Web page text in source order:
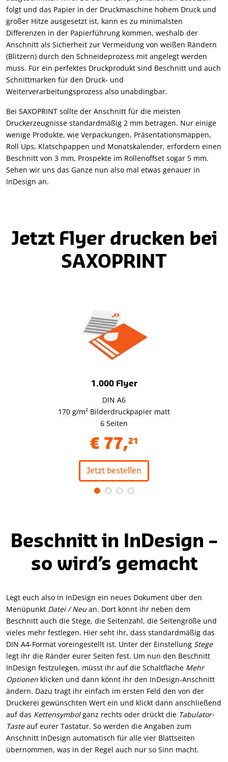
folgt und das Papier in der Druckmaschine hohem Druck und
großer Hitze ausgesetzt ist, kann es zu minimalsten
Differenzen in der Papierführung kommen, weshalb der
Anschnitt als Sicherheit zur Vermeidung von weißen Rändern
(Blitzern) durch den Schneideprozess mit angelegt werden
muss. Für ein perfektes Druckprodukt sind Beschnitt und auch
Schnittmarken für den Druck- und
Weiterverarbeitungsprozess also unabdingbar.
Bei SAXOPRINT sollte der Anschnitt für die meisten
Druckerzeugnisse standardmäßig 2 mm betragen. Nur einige
wenige Produkte, wie Verpackungen, Präsentationsmappen,
Roll Ups, Klatschpappen und Monatskalender, erfordern einen
Beschnitt von 3 mm, Prospekte im Rollenoffset sogar 5 mm.
Sehen wir uns das Ganze nun also mal etwas genauer in
InDesign an.
Jetzt Flyer drucken bei
SAXOPRINT
1.000 Flyer
DIN A6
170 g/m² Bilderdruckpapier matt
6 Seiten
€ 77,21
Jetzt bestellen
Beschnitt in InDesign –
so wird’s gemacht
Legt euch also in InDesign ein neues Dokument über den
Menüpunkt Datei / Neuan. Dort könnt ihr neben dem
Beschnitt auch die Stege, die Seitenzahl, die Seitengröße und
vieles mehr festlegen. Hier seht ihr, dass standardmäßig das
DIN A4-Format voreingestellt ist. Unter der Einstellung Stege
legt ihr die Ränder eurer Seiten fest. Um nun den Beschnitt
InDesign festzulegen, müsst ihr auf die Schaltfläche Mehr
Optionen klicken und dann könnt ihr den InDesign-Anschnitt
ändern. Dazu tragt ihr einfach im ersten Feld den von der
Druckerei gewünschten Wert ein und klickt dann anschließend
auf das Kettensymbolganz rechts oder drückt die Tabulator-
Tasteauf eurer Tastatur. So werden die Angaben zum
Anschnitt InDesign automatisch für alle vier Blattseiten
übernommen, was in der Regel auch nur so Sinn macht.